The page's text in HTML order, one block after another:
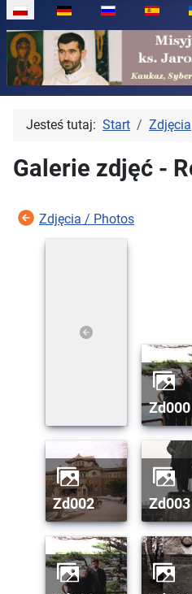
Wybierz swój język
Jesteś tutaj: Start Zdjęcia
Galerie zdjęć -
Zdjęcia / Photos
zd000
zd002 zd003